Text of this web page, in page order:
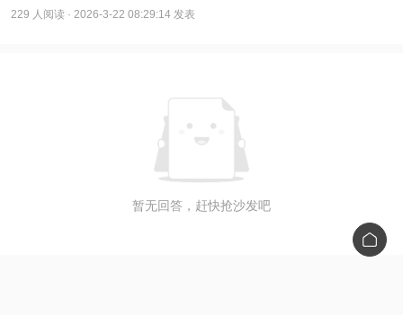
229 人阅读 · 2026-3-22 08:29:14 发表
暂无回答，赶快抢沙发吧